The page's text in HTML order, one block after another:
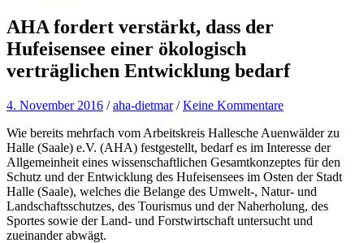
AHA fordert verstärkt, dass der
Hufeisensee einer ökologisch
verträglichen Entwicklung bedarf
4. November 2016 /aha-dietmar /Keine Kommentare
Wie bereits mehrfach vom Arbeitskreis Hallesche Auenwälder zu
Halle (Saale) e.V. (AHA) festgestellt, bedarf es im Interesse der
Allgemeinheit eines wissenschaftlichen Gesamtkonzeptes für den
Schutz und der Entwicklung des Hufeisensees im Osten der Stadt
Halle (Saale), welches die Belange des Umwelt-, Natur- und
Landschaftsschutzes, des Tourismus und der Naherholung, des
Sportes sowie der Land- und Forstwirtschaft untersucht und
zueinander abwägt.